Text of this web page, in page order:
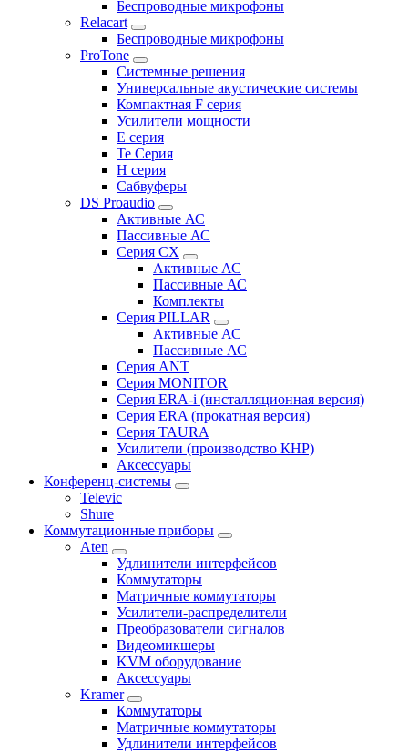
Беспроводные микрофоны
Relacart
Беспроводные микрофоны
ProTone
Системные решения
Универсальные акустические системы
Компактная F серия
Усилители мощности
E серия
Te Серия
H серия
Сабвуферы
DS Proaudio
Активные АС
Пассивные АС
Серия CX
Активные АС
Пассивные АС
Комплекты
Серия PILLAR
Активные АС
Пассивные АС
Серия ANT
Серия MONITOR
Серия ERA-i (инсталляционная версия)
Серия ERA (прокатная версия)
Серия TAURA
Усилители (производство КНР)
Аксессуары
Конференц-системы
Televic
Shure
Коммутационные приборы
Aten
Удлинители интерфейсов
Коммутаторы
Матричные коммутаторы
Усилители-распределители
Преобразователи сигналов
Видеомикшеры
KVM оборудование
Аксессуары
Kramer
Коммутаторы
Матричные коммутаторы
Удлинители интерфейсов